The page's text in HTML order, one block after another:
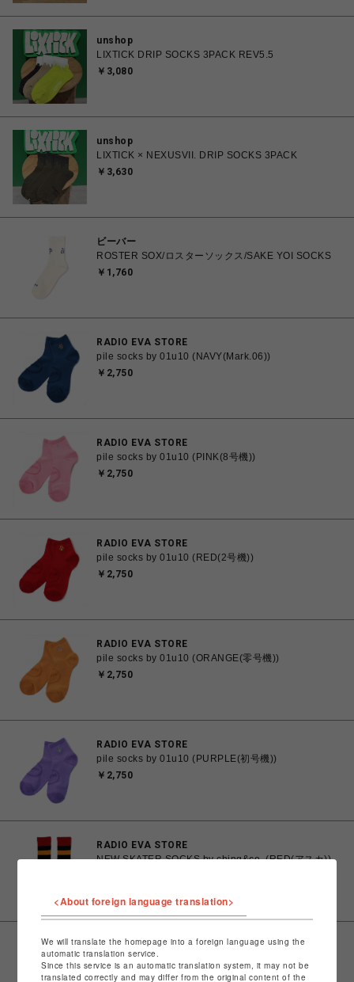
unshop
LIXTICK DRIP SOCKS 3PACK REV5.5
￥3,080
unshop
LIXTICK × NEXUSVII. DRIP SOCKS 3PACK
￥3,630
ビーバー
ROSTER SOX/ロスターソックス/SAKE YOI SOCKS
￥1,760
RADIO EVA STORE
pile socks by 01u10 (NAVY(Mark.06))
￥2,750
RADIO EVA STORE
pile socks by 01u10 (PINK(8号機))
￥2,750
RADIO EVA STORE
pile socks by 01u10 (RED(2号機))
￥2,750
RADIO EVA STORE
pile socks by 01u10 (ORANGE(零号機))
￥2,750
RADIO EVA STORE
pile socks by 01u10 (PURPLE(初号機))
￥2,750
RADIO EVA STORE
NEW SKATER SOCKS by ching&co. (RED(アスカ))
RADIO EVA STORE
NEW SKATER SOCKS by ching&co. (WHITE(レイ))
￥2,200
<About foreign language translation>
We will translate the homepage into a foreign language using the
automatic translation service.
Since this service is an automatic translation system, it may not be
translated correctly and may differ from the original content of the